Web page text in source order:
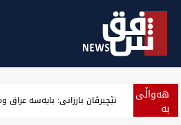
هەواڵی
بە کەشوهەوای عراق.. گەرمای